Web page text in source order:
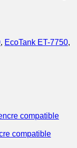
, EcoTank ET-7750,
compatible